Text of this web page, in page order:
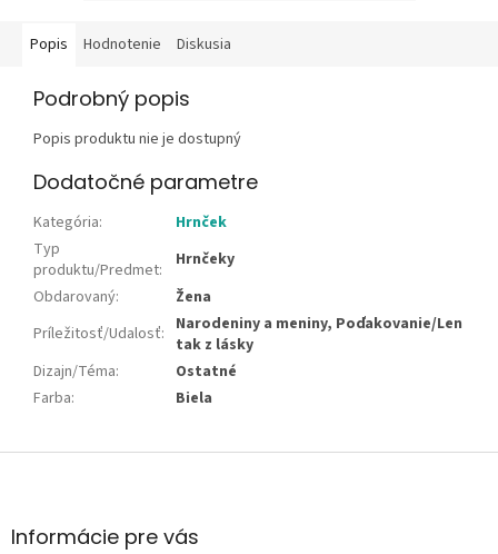
Popis Hodnotenie Diskusia
Podrobný popis
Popis produktu nie je dostupný
Dodatočné parametre
Kategória:
Hrnček
Typ
produktu/Predmet:
Hrnčeky
Obdarovaný:
Žena
Príležitosť/Udalosť: Narodeniny a meniny, Poďakovanie/Len
tak z lásky
Dizajn/Téma:
Ostatné
Farba: Biela
Z
äInformácie pre vás